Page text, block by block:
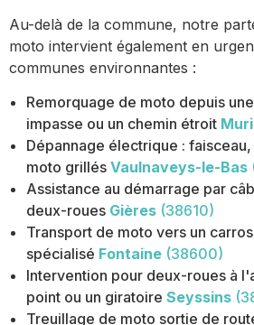
Au-delà de la commune, notre
moto intervient également en
communes environnantes :
Remorquage de moto depuis
impasse ou un chemin étroit
Dépannage électrique :
moto grillés Vaulnaveys-le-Bas
Assistance au démarrage par
deux-roues Gières (38610)
Transport de moto vers un
spécialisé Fontaine (38600)
Intervention pour deux-roues à
point ou un giratoire Seyssins
Treuillage de moto sortie de